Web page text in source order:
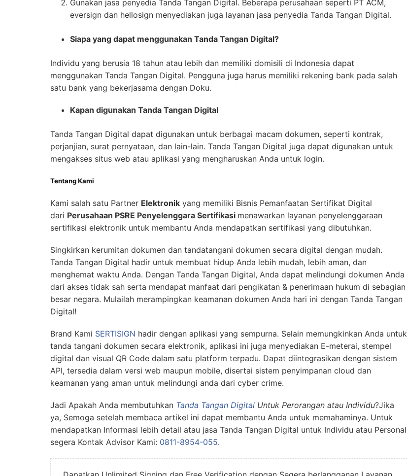
Gunakan jasa penyedia Tanda Tangan Digital. Beberapa perusahaan seperti PT ACM,
eversign dan hellosign menyediakan juga layanan jasa penyedia Tanda Tangan Digital.
Siapa yang dapat menggunakan Tanda Tangan Digital?
Individu yang berusia 18 tahun atau lebih dan memiliki domisili di Indonesia dapat
menggunakan Tanda Tangan Digital. Pengguna juga harus memiliki rekening bank pada salah
satu bank yang bekerjasama dengan Doku.
Kapan digunakan Tanda Tangan Digital
Tanda Tangan Digital dapat digunakan untuk berbagai macam dokumen, seperti kontrak,
perjanjian, surat pernyataan, dan lain-lain. Tanda Tangan Digital juga dapat digunakan untuk
mengakses situs web atau aplikasi yang mengharuskan Anda untuk login.
Tentang Kami
Kami salah satu Partner Elektronik yang memiliki Bisnis Pemanfaatan Sertifikat Digital
dari Perusahaan PSRE Penyelenggara Sertifikasi menawarkan layanan penyelenggaraan
sertifikasi elektronik untuk membantu Anda mendapatkan sertifikasi yang dibutuhkan.
Singkirkan kerumitan dokumen dan tandatangani dokumen secara digital dengan mudah.
Tanda Tangan Digital hadir untuk membuat hidup Anda lebih mudah, lebih aman, dan
menghemat waktu Anda. Dengan Tanda Tangan Digital, Anda dapat melindungi dokumen Anda
dari akses tidak sah serta mendapat manfaat dari pengikatan & penerimaan hukum di sebagian
besar negara. Mulailah merampingkan keamanan dokumen Anda hari ini dengan Tanda Tangan
Digital!
Brand Kami SERTISIGN hadir dengan aplikasi yang sempurna. Selain memungkinkan Anda untuk
tanda tangani dokumen secara elektronik, aplikasi ini juga menyediakan E-meterai, stempel
digital dan visual QR Code dalam satu platform terpadu. Dapat diintegrasikan dengan sistem
API, tersedia dalam versi web maupun mobile, disertai sistem penyimpanan cloud dan
keamanan yang aman untuk melindungi anda dari cyber crime.
Jadi Apakah Anda membutuhkan Tanda Tangan Digital Untuk Perorangan atau Individu?Jika
ya, Semoga setelah membaca artikel ini dapat membantu Anda untuk memahaminya. Untuk
mendapatkan Informasi lebih detail atau jasa Tanda Tangan Digital untuk Individu atau Personal
segera Kontak Advisor Kami: 0811-8954-055.